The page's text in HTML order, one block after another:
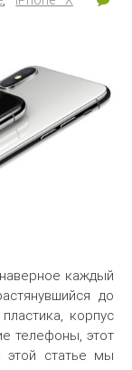
каждый
до
корпус
телефоны, этот
этой статье мы